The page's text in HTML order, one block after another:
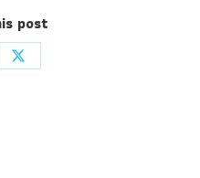
post
Share